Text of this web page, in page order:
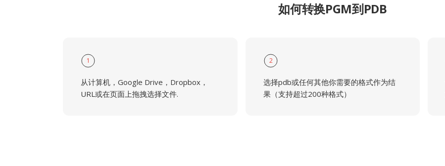
如何转换PGM到PDB
1
从计算机，Google Drive，Dropbox，
URL或在页面上拖拽选择文件.
2
选择pdb或任何其他你需要的格式作为结
果（支持超过200种格式）